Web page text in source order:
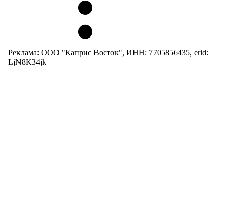
Реклама: ООО "Каприс Восток", ИНН: 7705856435, erid:
LjN8K34jk